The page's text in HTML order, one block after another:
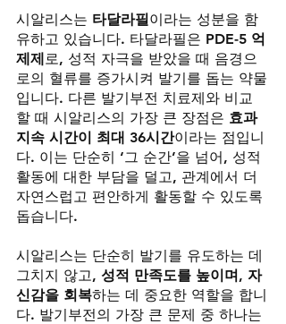
시알리스는 타달라필이라는 성분을 함
유하고 있습니다. 타달라필은 PDE-5 억
제제로, 성적 자극을 받았을 때 음경으
로의 혈류를 증가시켜 발기를 돕는 약물
입니다. 다른 발기부전 치료제와 비교
할 때 시알리스의 가장 큰 장점은 효과
지속 시간이 최대 36시간이라는 점입니
다. 이는 단순히 ‘그 순간’을 넘어, 성적
활동에 대한 부담을 덜고, 관계에서 더
자연스럽고 편안하게 활동할 수 있도록
돕습니다.
시알리스는 단순히 발기를 유도하는 데
그치지 않고, 성적 만족도를 높이며, 자
신감을 회복하는 데 중요한 역할을 합니
다. 발기부전의 가장 큰 문제 중 하나는